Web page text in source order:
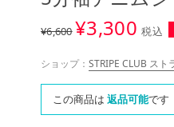
¥6,600¥3,300 税込
ショップ： STRIPE CLUB スト
この商品は 返品可能です